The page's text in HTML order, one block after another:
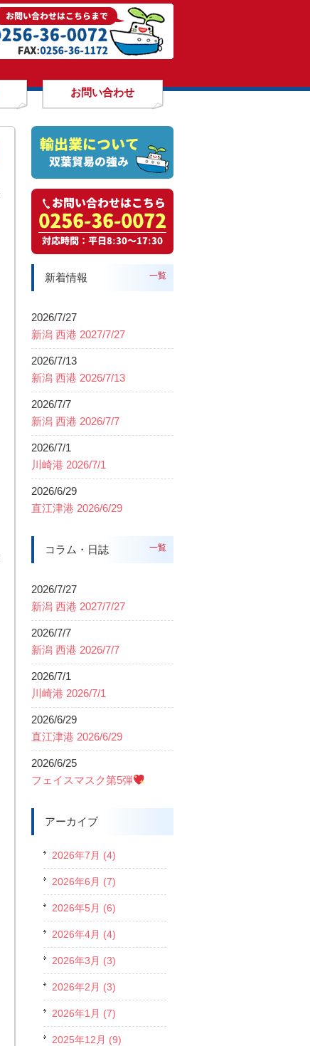
お問い合わせ
新着情報 一覧
2026/7/27
新潟 西港 2027/7/27
2026/7/13
新潟 西港 2026/7/13
2026/7/7
新潟 西港 2026/7/7
2026/7/1
川崎港 2026/7/1
2026/6/29
直江津港 2026/6/29
コラム・日誌 一覧
2026/7/27
新潟 西港 2027/7/27
2026/7/7
新潟 西港 2026/7/7
2026/7/1
川崎港 2026/7/1
2026/6/29
直江津港 2026/6/29
2026/6/25
フェイスマスク第5弾
アーカイブ
2026年7月 (4)
2026年6月 (7)
2026年5月 (6)
2026年4月 (4)
2026年3月 (3)
2026年2月 (3)
2026年1月 (7)
2025年12月 (9)